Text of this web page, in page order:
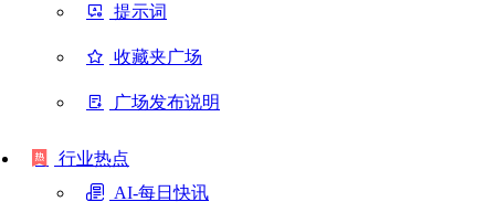
提示词
收藏夹广场
广场发布说明
行业热点
AI-每日快讯